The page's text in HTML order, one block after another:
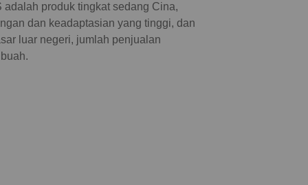
adalah produk tingkat sedang Cina,
dan keadaptasian yang tinggi, dan
luar negeri, jumlah penjualan